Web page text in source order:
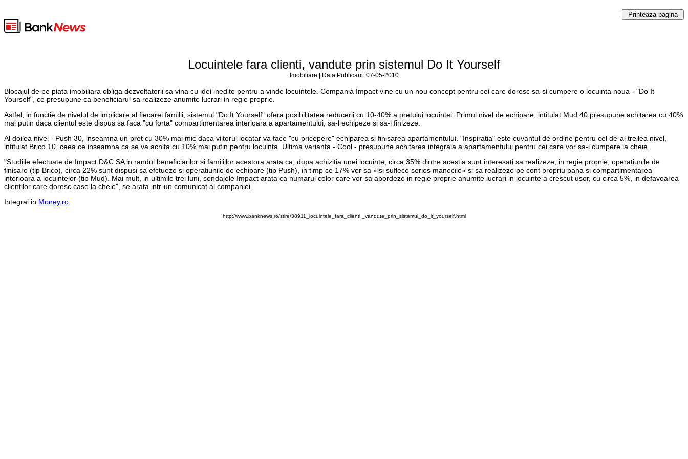
Locuintele fara clienti, vandute prin sistemul Do It Yourself
Imobiliare | Data Publicarii: 07-05-2010
Blocajul de pe piata imobiliara obliga dezvoltatorii sa vina cu idei inedite pentru a vinde locuintele. Compania Impact vine cu un nou concept pentru cei care doresc sa-si cumpere o locuinta noua - "Do It
Yourself", ce presupune ca beneficiarul sa realizeze anumite lucrari in regie proprie.
Astfel, in functie de nivelul de implicare al fiecarei familii, sistemul "Do It Yourself" ofera posibilitatea reducerii cu 10-40% a pretului locuintei. Primul nivel de echipare, intitulat Mud 40 presupune achitarea cu 40%
mai putin daca clientul este dispus sa faca "cu forta" compartimentarea interioara a apartamentului, sa-l echipeze si sa-l finizeze.
Al doilea nivel - Push 30, inseamna un pret cu 30% mai mic daca viitorul locatar va face "cu pricepere" echiparea si finisarea apartamentului. "Inspiratia" este cuvantul de ordine pentru cel de-al treilea nivel,
intitulat Brico 10, ceea ce inseamna ca se va achita cu 10% mai putin pentru locuinta. Ultima varianta - Cool - presupune achitarea integrala a apartamentului pentru cei care vor sa-l cumpere la cheie.
"Studiile efectuate de Impact D&C SA in randul beneficiarilor si familiilor acestora arata ca, dupa achizitia unei locuinte, circa 35% dintre acestia sunt interesati sa realizeze, in regie proprie, operatiunile de
finisare (tip Brico), circa 22% sunt dispusi sa efctueze si operatiunile de echipare (tip Push), in timp ce 17% vor sa «isi suflece serios manecile» si sa realizeze pe cont propriu pana si compartimentarea
interioara a locuintelor (tip Mud). Mai mult, in ultimile trei luni, sondajele Impact arata ca numarul celor care vor sa abordeze in regie proprie anumite lucrari in locuinte a crescut usor, cu circa 5%, in defavoarea
clientilor care doresc case la cheie", se arata intr-un comunicat al companiei.
Integral in Money.ro
http://www.banknews.ro/stire/38911_locuintele_fara_clienti,_vandute_prin_sistemul_do_it_yourself.html